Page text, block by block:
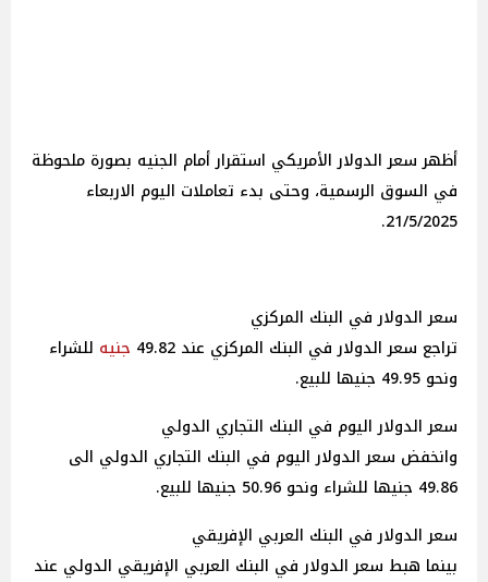
أظهر سعر الدولار الأمريكي استقرار أمام الجنيه بصورة ملحوظة
في السوق الرسمية، وحتى بدء تعاملات اليوم الاربعاء
21/5/2025.
سعر الدولار في البنك المركزي
تراجع سعر الدولار في البنك المركزي عند 49.82
جنيه للشراء
ونحو 49.95 جنيها للبيع.
سعر الدولار اليوم في البنك التجاري الدولي
وانخفض سعر الدولار اليوم في البنك التجاري الدولي الى
49.86 جنيها للشراء ونحو 50.96 جنيها للبيع.
سعر الدولار في البنك العربي الإفريقي
بينما هبط سعر الدولار في البنك العربي الإفريقي الدولي عند